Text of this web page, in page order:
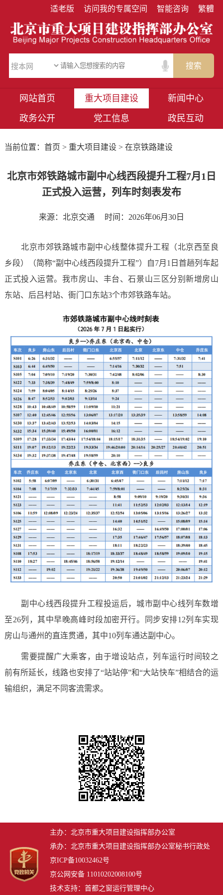
适老版 访问我的专属空间 智能咨询 繁體
搜索
网站首页 重大项目建设
新闻中心
政务公开
党工信息 政民互动
当前位置： 首页 > 重大项目建设> 在京铁路建设
北京市郊铁路城市副中心线西段提升工程7月1日
正式投入运营，列车时刻表发布
来源：北京交通 时间：2026年06月30日
北京市郊铁路城市副中心线整体提升工程（北京西至良
乡段）（简称“副中心线西段提升工程”）自7月1日首趟列车起
正式投入运营。我市房山、丰台、石景山三区分别新增房山
东站、后吕村站、衙门口东站3个市郊铁路车站。
副中心线西段提升工程投运后，城市副中心线列车数增
至26列，其中早晚高峰时段加密开行。同步安排12列车实现
房山与通州的直连贯通，其中10列车通达副中心。
需要提醒广大乘客，由于增设站点，列车运行时间较之
前有所延长，线路也安排了“站站停”和“大站快车”相结合的运
输组织，满足不同客流需求。
主办：北京市重大项目建设指挥部办公室
承办：北京市重大项目建设指挥部办公室秘书行政处
京ICP备10032462号
京公网安备 11010202008100号
技术支持：首都之窗运行管理中心